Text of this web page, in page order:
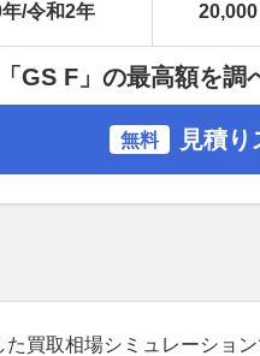
/令和2年 20,000
GS F」の最高額を調
無料 見積
買取相場シミュレーショ